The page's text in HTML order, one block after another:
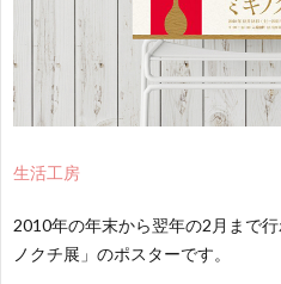
生活工房
2010年の年末から翌年の2月まで
ノクチ展」のポスターです。